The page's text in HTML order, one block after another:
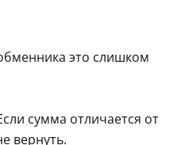
это слишком
сумма отличается от
вернуть.